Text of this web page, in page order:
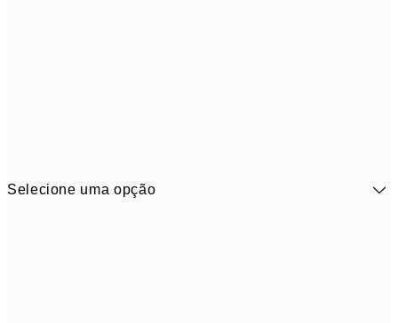
Selecione uma opção